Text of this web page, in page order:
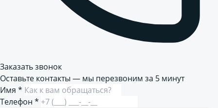
Заказать звонок
Оставьте контакты — мы перезвоним за 5 минут
Имя *
Телефон *